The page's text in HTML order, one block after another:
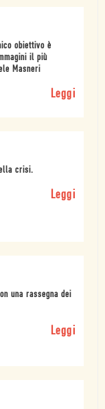
obiettivo è
il più
Masneri
Leggi
crisi.
Leggi
una rassegna dei
Leggi